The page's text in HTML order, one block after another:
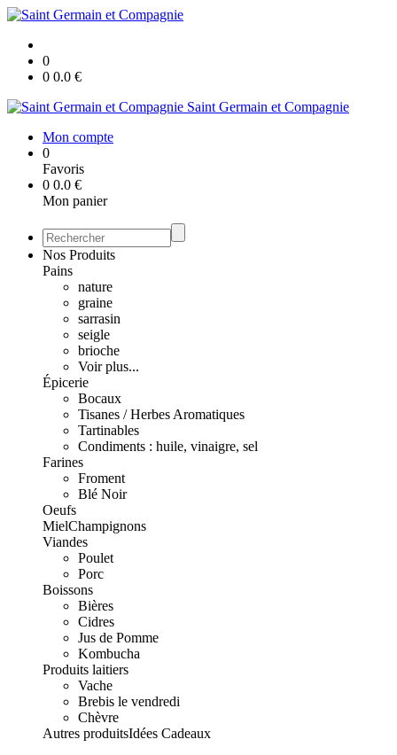
0
0 0.0 €
Saint Germain et Compagnie
Mon compte
0
Favoris
0 0.0 €
Mon panier
Nos Produits
Pains
nature
graine
sarrasin
seigle
brioche
Voir plus...
Épicerie
Bocaux
Tisanes / Herbes Aromatiques
Tartinables
Condiments : huile, vinaigre, sel
Farines
Froment
Blé Noir
Oeufs
MielChampignons
Viandes
Poulet
Porc
Boissons
Bières
Cidres
Jus de Pomme
Kombucha
Produits laitiers
Vache
Brebis le vendredi
Chèvre
Autres produitsIdées Cadeaux